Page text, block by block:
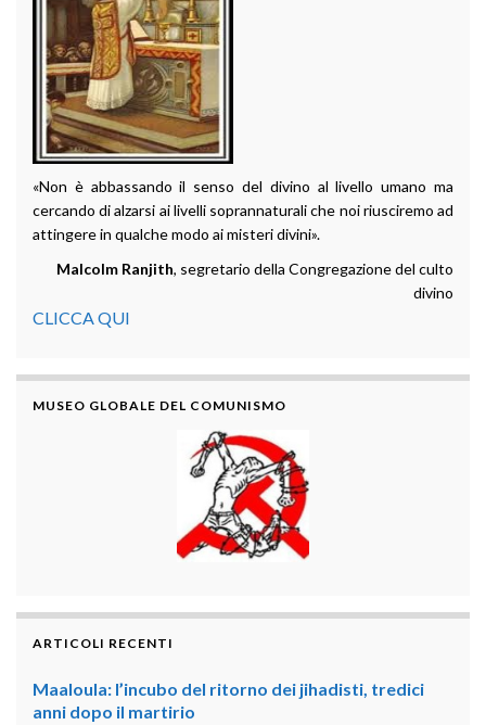
«Non è abbassando il senso del divino al livello umano ma
cercando di alzarsi ai livelli soprannaturali che noi riusciremo ad
attingere in qualche modo ai misteri divini».
Malcolm Ranjith, segretario della Congregazione del culto
divino
CLICCA QUI
MUSEO GLOBALE DEL COMUNISMO
ARTICOLI RECENTI
Maaloula: l’incubo del ritorno dei jihadisti, tredici
anni dopo il martirio